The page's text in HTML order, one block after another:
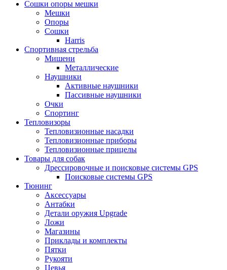
Сошки опоры мешки
Мешки
Опоры
Сошки
Harris
Спортивная стрельба
Мишени
Металлические
Наушники
Активные наушники
Пассивные наушники
Очки
Спортинг
Тепловизоры
Тепловизионные насадки
Тепловизионные приборы
Тепловизионные прицелы
Товары для собак
Дрессировочные и поисковые системы GPS
Поисковые системы GPS
Тюнинг
Аксессуары
Антабки
Детали оружия Upgrade
Ложи
Магазины
Приклады и комплекты
Пятки
Рукояти
Цевья